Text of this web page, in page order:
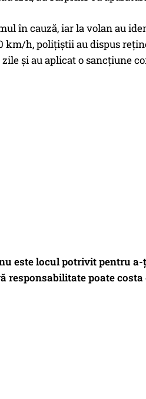
în cauză, iar la volan au
km/h, polițiștii au dispus
și au aplicat o sancțiune
este locul potrivit pentru
responsabilitate poate costa